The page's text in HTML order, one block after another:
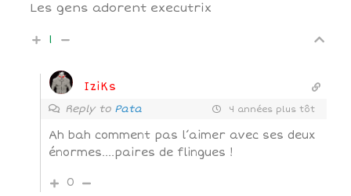
Les gens adorent executrix
1
IziKs
Reply to Pata 4 années plus tôt
Ah bah comment pas l’aimer avec ses deux
énormes….paires de flingues !
0